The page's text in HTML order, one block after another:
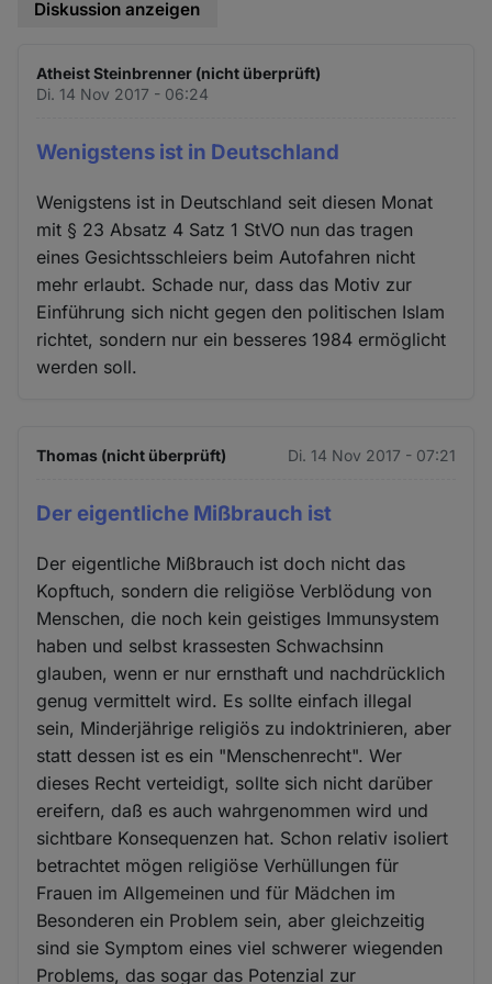
Diskussion anzeigen
Atheist Steinbrenner (nicht überprüft)
Di. 14 Nov 2017 - 06:24
Wenigstens ist in Deutschland
Wenigstens ist in Deutschland seit diesen Monat
mit § 23 Absatz 4 Satz 1 StVO nun das tragen
eines Gesichtsschleiers beim Autofahren nicht
mehr erlaubt. Schade nur, dass das Motiv zur
Einführung sich nicht gegen den politischen Islam
richtet, sondern nur ein besseres 1984 ermöglicht
werden soll.
Thomas (nicht überprüft) Di. 14 Nov 2017 - 07:21
Der eigentliche Mißbrauch ist
Der eigentliche Mißbrauch ist doch nicht das
Kopftuch, sondern die religiöse Verblödung von
Menschen, die noch kein geistiges Immunsystem
haben und selbst krassesten Schwachsinn
glauben, wenn er nur ernsthaft und nachdrücklich
genug vermittelt wird. Es sollte einfach illegal
sein, Minderjährige religiös zu indoktrinieren, aber
statt dessen ist es ein "Menschenrecht". Wer
dieses Recht verteidigt, sollte sich nicht darüber
ereifern, daß es auch wahrgenommen wird und
sichtbare Konsequenzen hat. Schon relativ isoliert
betrachtet mögen religiöse Verhüllungen für
Frauen im Allgemeinen und für Mädchen im
Besonderen ein Problem sein, aber gleichzeitig
sind sie Symptom eines viel schwerer wiegenden
Problems, das sogar das Potenzial zur